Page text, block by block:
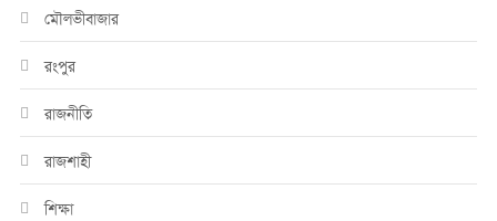
মৌলভীবাজার
রংপুর
রাজনীতি
রাজশাহী
শিক্ষা